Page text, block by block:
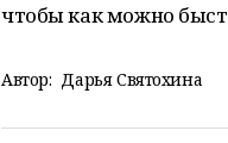
чтобы как можно
Автор: Дарья Святохина